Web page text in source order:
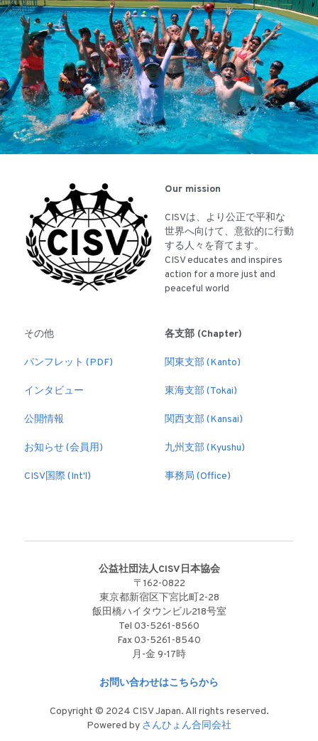
Our mission
CISVは、より公正で平和な
世界へ向けて、意欲的に行動
する人々を育てます。
CISV educates and inspires
action for a more just and
peaceful world
その他
パンフレット (PDF)
インタビュー
公開情報
お知らせ (会員用)
CISV国際 (Int'l)
各支部 (Chapter)
関東支部 (Kanto)
東海支部 (Tokai)
関西支部 (Kansai)
九州支部 (Kyushu)
事務局 (Office)
公益社団法人CISV日本協会
〒162-0822
東京都新宿区下宮比町2-28
飯田橋ハイタウンビル218号室
Tel 03-5261-8560
Fax 03-5261-8540
月-金 9-17時
お問い合わせはこちらから
Copyright © 2024 CISV Japan. All rights reserved.
Powered by さんひょん合同会社